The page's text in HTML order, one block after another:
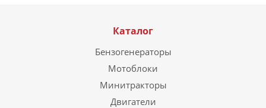
Каталог
Бензогенераторы
Мотоблоки
Минитракторы
Двигатели